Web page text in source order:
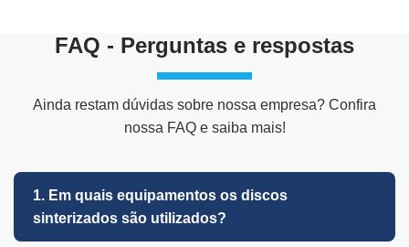
FAQ - Perguntas e respostas
Ainda restam dúvidas sobre nossa empresa? Confira
nossa FAQ e saiba mais!
1. Em quais equipamentos os discos
sinterizados são utilizados?